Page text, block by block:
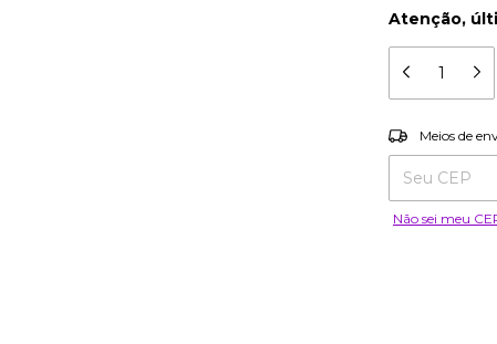
Atenção,
Entregas para o
Meios de
Não sei meu